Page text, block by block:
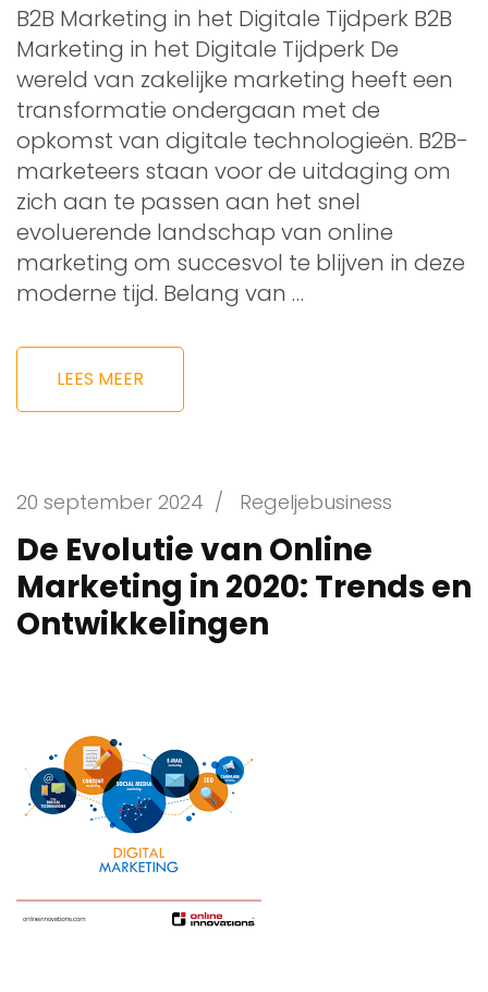
B2B Marketing in het Digitale Tijdperk B2B
Marketing in het Digitale Tijdperk De
wereld van zakelijke marketing heeft een
transformatie ondergaan met de
opkomst van digitale technologieën. B2B-
marketeers staan voor de uitdaging om
zich aan te passen aan het snel
evoluerende landschap van online
marketing om succesvol te blijven in deze
moderne tijd. Belang van …
LEES MEER
20 september 2024 / Regeljebusiness
De Evolutie van Online
Marketing in 2020: Trends en
Ontwikkelingen